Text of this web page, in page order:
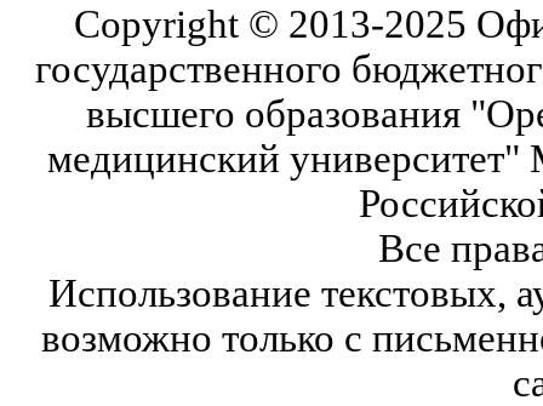
Copyright © 2013-2025
государственного
высшего образования
медицинский университет"
Все
Использование текстовых,
возможно только с